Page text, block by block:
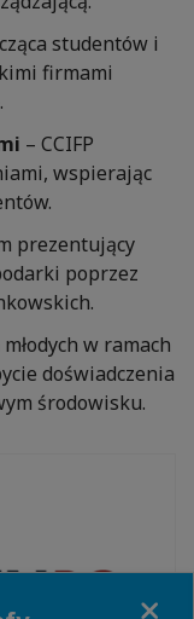
studentów i
firmami
– CCIFP
wspierając
prezentujący
poprzez
w ramach
doświadczenia
środowisku.